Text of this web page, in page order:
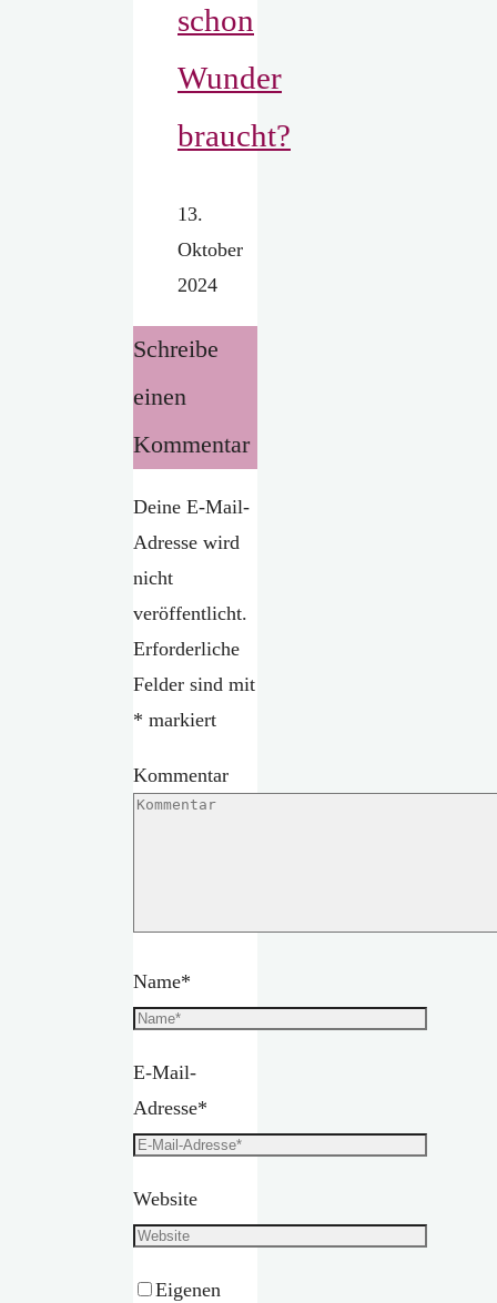
schon
Wunder
braucht?
13.
Oktober
2024
Schreibe
einen
Kommentar
Deine E-Mail-
Adresse wird
nicht
veröffentlicht.
Erforderliche
Felder sind mit
* markiert
Kommentar
Name*
E-Mail-
Adresse*
Website
Eigenen